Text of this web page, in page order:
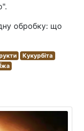
обробку: що
Кукурбіта